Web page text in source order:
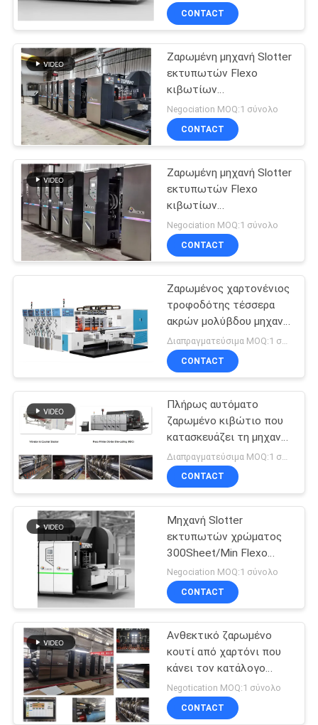
ΖΗΤΉΣΤΕ
ΈΝΑ
ΑΠΌΣΠΑΣΜΑ
SITEMAP
PRIVACY
POLICY
CONTACT
Ζαρωμένη μηχανή Slotter
εκτυπωτών Flexo
κιβωτίων
χαρτοκιβωτίων με τη
σίτιση/να ζαρώσει
Negociation MOQ:1 σύνολο
CONTACT
Ζαρωμένη μηχανή Slotter
εκτυπωτών Flexo
κιβωτίων
χαρτοκιβωτίων με να
ζαρώσει σίτισης
Negociation MOQ:1 σύνολο
CONTACT
Ζαρωμένος χαρτονένιος
τροφοδότης τέσσερα
ακρών μολύβδου μηχανή
εκτύπωσης Flexo
χρώματος
CONTACT
Πλήρως αυτόματο
ζαρωμένο κιβώτιο που
κατασκευάζει τη μηχανή,
μηχανή Gluer φακέλλων
Flexo
CONTACT
Μηχανή Slotter
εκτυπωτών χρώματος
300Sheet/Min Flexo
συνήθειας με την κοπή
συστημάτων 850x1950
τροφών
Negociation MOQ:1 σύνολο
CONTACT
Ανθεκτικό ζαρωμένο
κουτί από χαρτόνι που
κάνει τον κατάλογο
ελέγχων με
σερβομηχανισμό
μηχανών
Negotication MOQ:1 σύνολο
CONTACT